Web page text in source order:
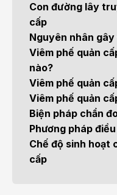
Con đường lây
cấp
Nguyên nhân
Viêm phế quản
nào?
Viêm phế quản
Viêm phế quản
Biện pháp chẩn
Phương pháp
Chế độ sinh hoạt
cấp